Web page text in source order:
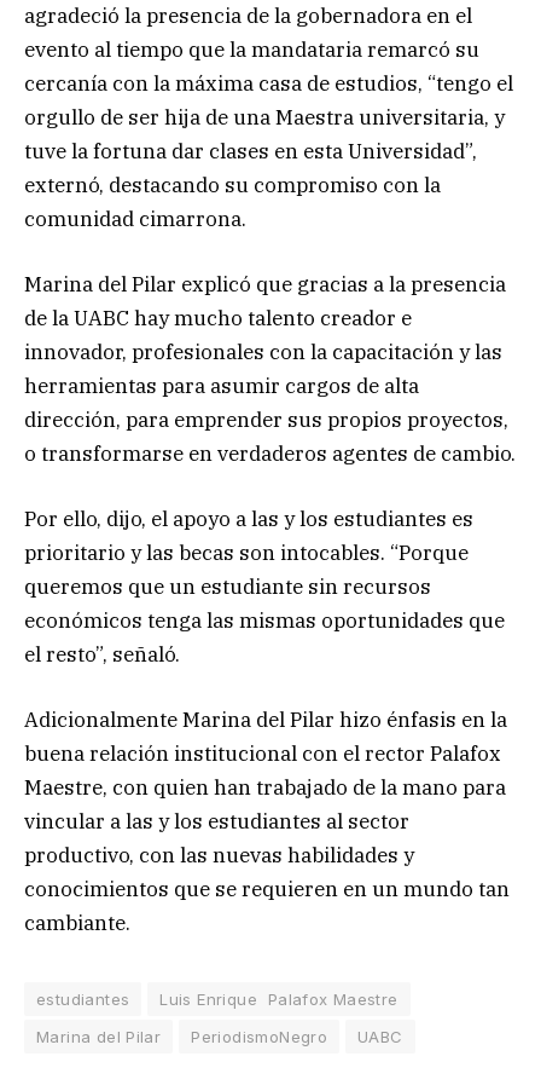
agradeció la presencia de la gobernadora en el
evento al tiempo que la mandataria remarcó su
cercanía con la máxima casa de estudios, “tengo el
orgullo de ser hija de una Maestra universitaria, y
tuve la fortuna dar clases en esta Universidad”,
externó, destacando su compromiso con la
comunidad cimarrona.
Marina del Pilar explicó que gracias a la presencia
de la UABC hay mucho talento creador e
innovador, profesionales con la capacitación y las
herramientas para asumir cargos de alta
dirección, para emprender sus propios proyectos,
o transformarse en verdaderos agentes de cambio.
Por ello, dijo, el apoyo a las y los estudiantes es
prioritario y las becas son intocables. “Porque
queremos que un estudiante sin recursos
económicos tenga las mismas oportunidades que
el resto”, señaló.
Adicionalmente Marina del Pilar hizo énfasis en la
buena relación institucional con el rector Palafox
Maestre, con quien han trabajado de la mano para
vincular a las y los estudiantes al sector
productivo, con las nuevas habilidades y
conocimientos que se requieren en un mundo tan
cambiante.
estudiantes
Luis Enrique Palafox Maestre
Marina del Pilar
PeriodismoNegro UABC